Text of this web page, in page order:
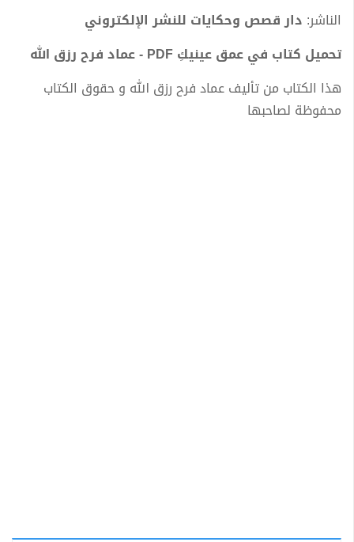
الناشر: دار قصص وحكايات للنشر الإلكتروني
تحميل كتاب في عمق عينيكِ PDF - عماد فرح رزق الله
هذا الكتاب من تأليف عماد فرح رزق الله و حقوق الكتاب
محفوظة لصاحبها